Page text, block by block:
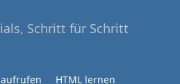
Schritt für Schritt
HTML lernen